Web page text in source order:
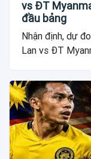
vs ĐT
đầu bảng
Nhận định, dự
Lan vs ĐT